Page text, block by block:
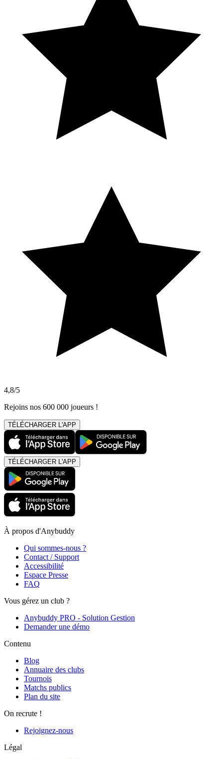
4,8/5
Rejoins nos 600 000 joueurs !
TÉLÉCHARGER L'APP
TÉLÉCHARGER L'APP
À propos d'Anybuddy
Qui sommes-nous ?
Contact / Support
Accessibilité
Espace Presse
FAQ
Vous gérez un club ?
Anybuddy PRO - Solution Gestion
Demander une démo
Contenu
Blog
Annuaire des clubs
Tournois
Matchs publics
Plan du site
On recrute !
Rejoignez-nous
Légal